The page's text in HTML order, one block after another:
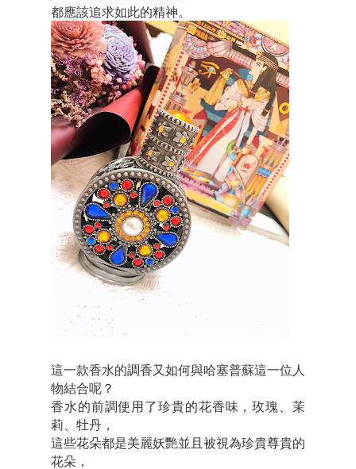
都應該追求如此的精神。
這一款香水的調香又如何與哈塞普蘇這一位人
物結合呢？
香水的前調使用了珍貴的花香味，玫瑰、茉
莉、牡丹，
這些花朵都是美麗妖艷並且被視為珍貴尊貴的
花朵，